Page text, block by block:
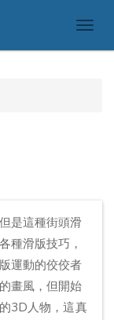
是這種街頭滑
種滑版技巧，
運動的佼佼者
畫風，但開始
3D人物，這真